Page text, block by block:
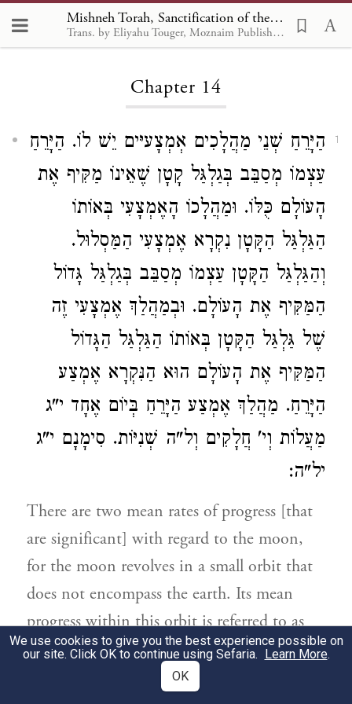
Mishneh Torah, Sanctification of the New Month 14
Trans. by Eliyahu Touger, Moznaim Publishing
Loading...
Chapter 14
1
הַיָּרֵחַ שְׁנֵי מַהֲלָכִים אְמְצָעיּים יֵשׁ לוֹ. הַיָּרֵחַ
עַצְמוֹ מְסַבֵּב בְּגַלְגַּל קָטָן שֶׁאֵינוֹ מַקִּיף אֶת
הָעוֹלָם כֻּלּוֹ. וּמַהֲלָכוֹ הָאֶמְצָעִי בְּאוֹתוֹ
הַגַּלְגַּל הַקָּטָן נִקְרָא אֶמְצָעִי הַמַּסְלוּל.
וְהַגַּלְגַּל הַקָּטָן עַצְמוֹ מְסַבֵּב בְּגַלְגַּל גָּדוֹל
הַמַּקִּיף אֶת הָעוֹלָם. וּבְמַהֲלַךְ אֶמְצָעִי זֶה
שֶׁל גַּלְגַּל הַקָּטָן בְּאוֹתוֹ הַגַּלְגַּל הַגָּדוֹל
הַמַּקִּיף אֶת הָעוֹלָם הוּא הַנִּקְרָא אֶמְצַע
הַיָּרֵחַ. מַהֲלַךְ אֶמְצַע הַיָּרֵחַ בְּיוֹם אֶחָד י"ג
מַעֲלוֹת וְי' חֲלָקִים וְל"ה שְׁנִיּוֹת. סִימָנָם י"ג
יל"ה:
There are two mean rates of progress [that
are significant] with regard to the moon,
for the moon revolves in a small orbit that
does not encompass the earth. Its mean
progress within this orbit is referred to as
the mean within its path.
The small orbit [within which the moon
We use cookies to give you the best experience possible on
our site. Click OK to continue using Sefaria. Learn More.
OK